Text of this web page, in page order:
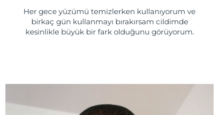
Her gece yüzümü temizlerken kullanıyorum ve
birkaç gün kullanmayı bırakırsam cildimde
kesinlikle büyük bir fark olduğunu görüyorum.